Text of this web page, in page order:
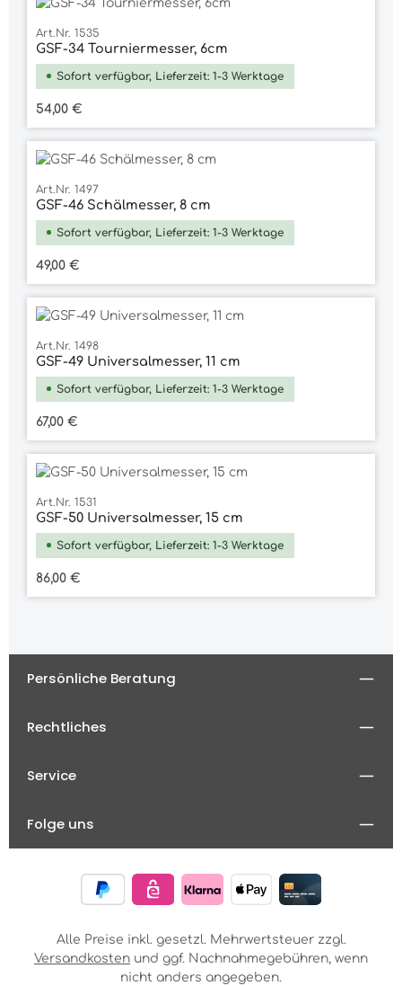
Art.Nr. 1535
GSF-34 Tourniermesser, 6cm
Sofort verfügbar, Lieferzeit: 1-3 Werktage
Regulärer Preis:
54,00 €
Art.Nr. 1497
GSF-46 Schälmesser, 8 cm
Sofort verfügbar, Lieferzeit: 1-3 Werktage
Regulärer Preis:
49,00 €
Art.Nr. 1498
GSF-49 Universalmesser, 11 cm
Sofort verfügbar, Lieferzeit: 1-3 Werktage
Regulärer Preis:
67,00 €
Art.Nr. 1531
GSF-50 Universalmesser, 15 cm
Sofort verfügbar, Lieferzeit: 1-3 Werktage
Regulärer Preis:
86,00 €
Persönliche Beratung
Rechtliches
Service
Folge uns
Alle Preise inkl. gesetzl. Mehrwertsteuer zzgl.
Versandkosten und ggf. Nachnahmegebühren, wenn
nicht anders angegeben.